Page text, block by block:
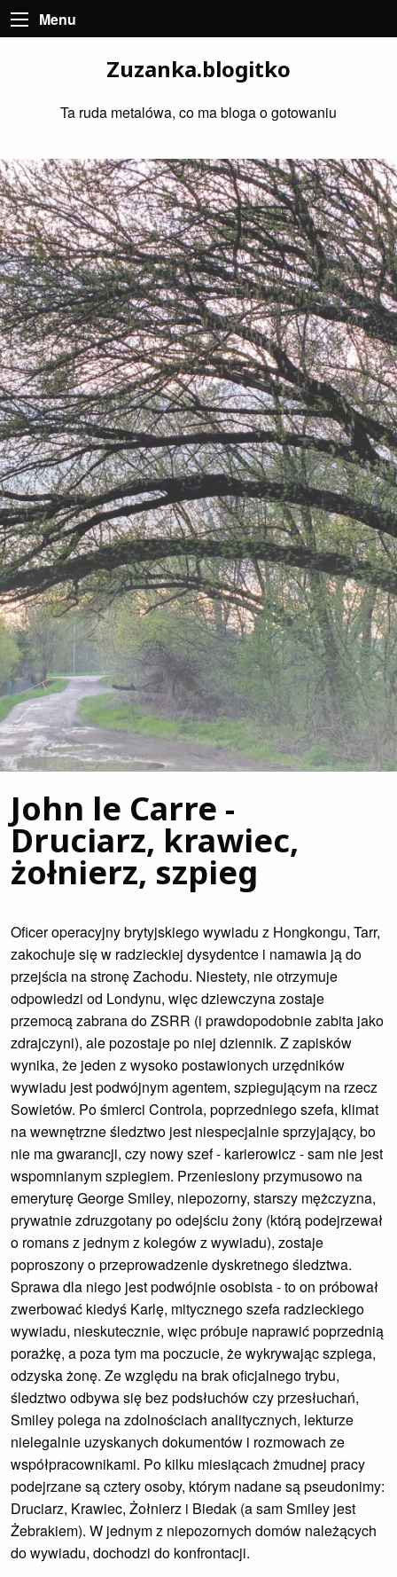
Menu
Zuzanka.blogitko
Ta ruda metalówa, co ma bloga o gotowaniu
John le Carre -
Druciarz, krawiec,
żołnierz, szpieg
Oficer operacyjny brytyjskiego wywiadu z Hongkongu, Tarr,
zakochuje się w radzieckiej dysydentce i namawia ją do
przejścia na stronę Zachodu. Niestety, nie otrzymuje
odpowiedzi od Londynu, więc dziewczyna zostaje
przemocą zabrana do ZSRR (i prawdopodobnie zabita jako
zdrajczyni), ale pozostaje po niej dziennik. Z zapisków
wynika, że jeden z wysoko postawionych urzędników
wywiadu jest podwójnym agentem, szpiegującym na rzecz
Sowietów. Po śmierci Controla, poprzedniego szefa, klimat
na wewnętrzne śledztwo jest niespecjalnie sprzyjający, bo
nie ma gwarancji, czy nowy szef - karierowicz - sam nie jest
wspomnianym szpiegiem. Przeniesiony przymusowo na
emeryturę George Smiley, niepozorny, starszy mężczyzna,
prywatnie zdruzgotany po odejściu żony (którą podejrzewał
o romans z jednym z kolegów z wywiadu), zostaje
poproszony o przeprowadzenie dyskretnego śledztwa.
Sprawa dla niego jest podwójnie osobista - to on próbował
zwerbować kiedyś Karlę, mitycznego szefa radzieckiego
wywiadu, nieskutecznie, więc próbuje naprawić poprzednią
porażkę, a poza tym ma poczucie, że wykrywając szpiega,
odzyska żonę. Ze względu na brak oficjalnego trybu,
śledztwo odbywa się bez podsłuchów czy przesłuchań,
Smiley polega na zdolnościach analitycznych, lekturze
nielegalnie uzyskanych dokumentów i rozmowach ze
współpracownikami. Po kilku miesiącach żmudnej pracy
podejrzane są cztery osoby, którym nadane są pseudonimy:
Druciarz, Krawiec, Żołnierz i Biedak (a sam Smiley jest
Żebrakiem). W jednym z niepozornych domów należących
do wywiadu, dochodzi do konfrontacji.